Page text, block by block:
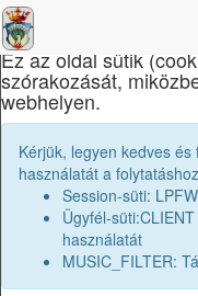
Főalbum
×
Ez az oldal sütik
szórakozását,
webhelyen.
Kérjük, legyen kedves
használatát a
Session-süti:
Ügyfél-
használatát
MUSIC_FILTER: